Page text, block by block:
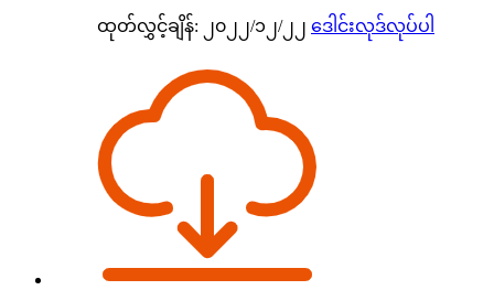
ထုတ်လွှင့်ချိန်: ၂၀၂၂/၁၂/၂၂ ဒေါင်းလုဒ်လုပ်ပါ